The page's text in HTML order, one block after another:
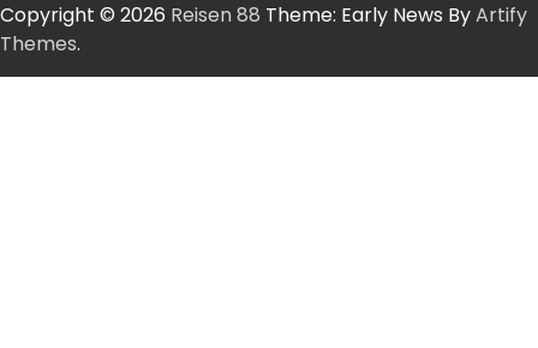
Copyright © 2026 Reisen 88 Theme: Early News ByArtify
Themes.